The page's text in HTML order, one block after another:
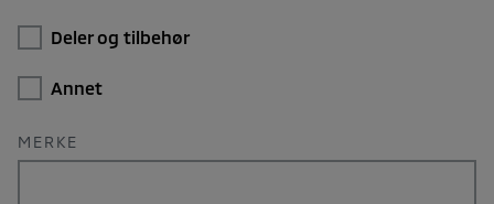
Deler og tilbehør
Annet
MERKE